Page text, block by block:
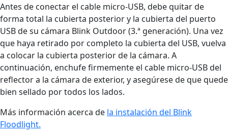
Antes de conectar el cable micro-USB, debe quitar de
forma total la cubierta posterior y la cubierta del puerto
USB de su cámara Blink Outdoor (3.ª generación). Una vez
que haya retirado por completo la cubierta del USB, vuelva
a colocar la cubierta posterior de la cámara. A
continuación, enchufe firmemente el cable micro-USB del
reflector a la cámara de exterior, y asegúrese de que quede
bien sellado por todos los lados.
Más información acerca de la instalación del Blink
Floodlight.